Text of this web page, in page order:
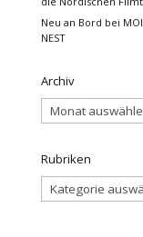
Neu an Bord bei
NEST
Archiv
Archiv
Rubriken
Rubriken